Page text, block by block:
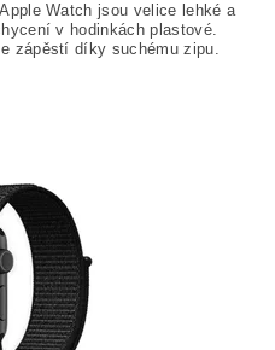
Watch jsou velice lehké a
v hodinkách plastové.
zápěstí díky suchému zipu.